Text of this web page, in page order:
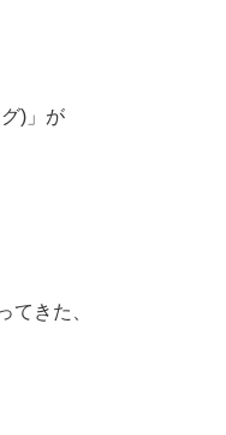
)」が
てきた、